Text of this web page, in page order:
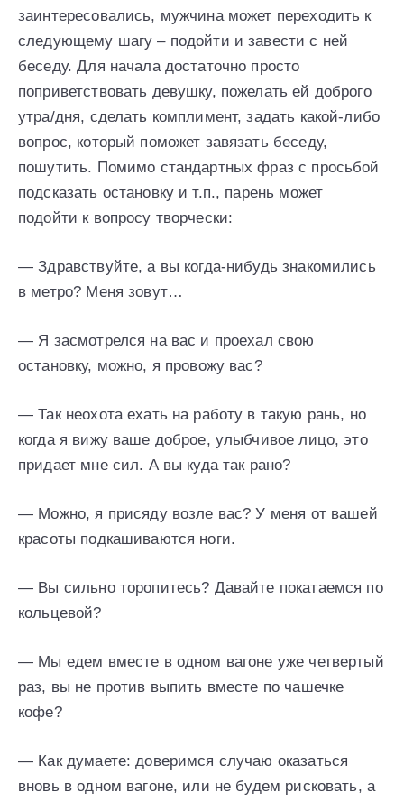
заинтересовались, мужчина может переходить к
следующему шагу – подойти и завести с ней
беседу. Для начала достаточно просто
поприветствовать девушку, пожелать ей доброго
утра/дня, сделать комплимент, задать какой-либо
вопрос, который поможет завязать беседу,
пошутить. Помимо стандартных фраз с просьбой
подсказать остановку и т.п., парень может
подойти к вопросу творчески:
— Здравствуйте, а вы когда-нибудь знакомились
в метро? Меня зовут…
— Я засмотрелся на вас и проехал свою
остановку, можно, я провожу вас?
— Так неохота ехать на работу в такую рань, но
когда я вижу ваше доброе, улыбчивое лицо, это
придает мне сил. А вы куда так рано?
— Можно, я присяду возле вас? У меня от вашей
красоты подкашиваются ноги.
— Вы сильно торопитесь? Давайте покатаемся по
кольцевой?
— Мы едем вместе в одном вагоне уже четвертый
раз, вы не против выпить вместе по чашечке
кофе?
— Как думаете: доверимся случаю оказаться
вновь в одном вагоне, или не будем рисковать, а